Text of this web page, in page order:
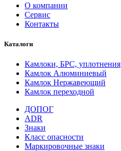
О компании
Сервис
Контакты
Каталоги
Камлоки, БРС, уплотнения
Камлок Алюминиевый
Камлок Нержавеющий
Камлок переходной
ДОПОГ
ADR
Знаки
Класс опасности
Маркировочные знаки